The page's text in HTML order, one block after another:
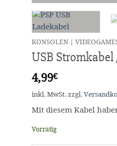
KONSOLEN |
USB Stromkabel
4,99€
inkl. MwSt.zzgl.
Mit diesem Kabel
Vorrätig